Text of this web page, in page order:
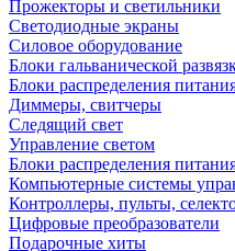
Прожекторы и светильники
Светодиодные экраны
Силовое оборудование
Блоки гальванической
Блоки распределения
Диммеры, свитчеры
Следящий свет
Управление светом
Блоки распределения
Компьютерные системы
Контроллеры, пульты,
Цифровые преобразователи
Подарочные хиты